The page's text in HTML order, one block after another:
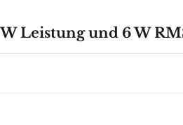
Einsatzgebiet
✓